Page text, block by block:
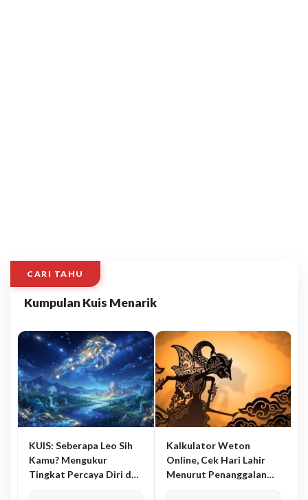
CARI TAHU
Kumpulan Kuis Menarik
KUIS: Seberapa Leo Sih
Kamu? Mengukur
Tingkat Percaya Diri dan
Kalkulator Weton
Online, Cek Hari Lahir
Menurut Penanggalan